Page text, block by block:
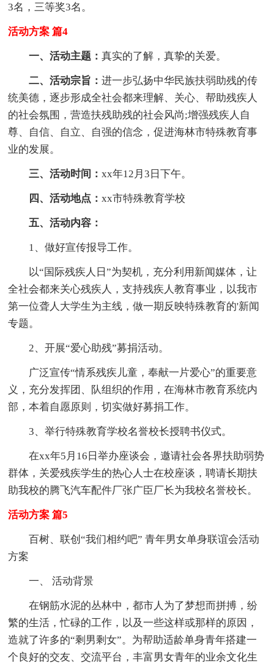
3名，三等奖3名。
活动方案 篇4
一、活动主题：真实的了解，真挚的关爱。
二、活动宗旨：进一步弘扬中华民族扶弱助残的传
统美德，逐步形成全社会都来理解、关心、帮助残疾人
的社会氛围，营造扶残助残的社会风尚;增强残疾人自
尊、自信、自立、自强的信念，促进海林市特殊教育事
业的发展。
三、活动时间：xx年12月3日下午。
四、活动地点：xx市特殊教育学校
五、活动内容：
1、做好宣传报导工作。
以“国际残疾人日”为契机，充分利用新闻媒体，让
全社会都来关心残疾人，支持残疾人教育事业，以我市
第一位聋人大学生为主线，做一期反映特殊教育的'新闻
专题。
2、开展“爱心助残”募捐活动。
广泛宣传“情系残疾儿童，奉献一片爱心”的重要意
义，充分发挥团、队组织的作用，在海林市教育系统内
部，本着自愿原则，切实做好募捐工作。
3、举行特殊教育学校名誉校长授聘书仪式。
在xx年5月16日举办座谈会，邀请社会各界扶助弱势
群体，关爱残疾学生的热心人士在校座谈，聘请长期扶
助我校的腾飞汽车配件厂张广臣厂长为我校名誉校长。
活动方案 篇5
百树、联创“我们相约吧” 青年男女单身联谊会活动
方案
一、 活动背景
在钢筋水泥的丛林中，都市人为了梦想而拼搏，纷
繁的生活，忙碌的工作，以及一些这样或那样的原因，
造就了许多的“剩男剩女”。为帮助适龄单身青年搭建一
个良好的交友、交流平台，丰富男女青年的业余文化生